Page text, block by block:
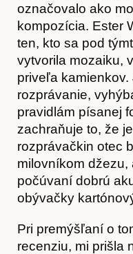
označovalo ako
kompozícia. Ester
ten, kto sa pod
vytvorila mozaiku,
priveľa kamienkov.
rozprávanie,
pravidlám písanej
zachraňuje to, že
rozprávačkin otec
milovníkom džezu,
počúvaní dobrú
obývačky
Pri premýšľaní o
recenziu, mi prišla